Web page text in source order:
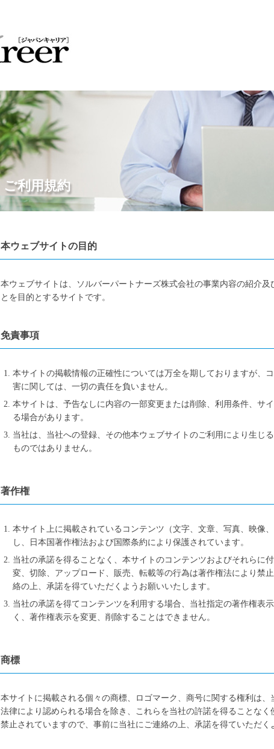
ご利用規約
本ウェブサイトの目的
本ウェブサイトは、ソルバーパートナーズ株式会社の事業内容の紹介
とを目的とするサイトです。
免責事項
本サイトの掲載情報の正確性については万全を期しておりますが、
害に関しては、一切の責任を負いません。
本サイトは、予告なしに内容の一部変更または削除、利用条件、サ
る場合があります。
当社は、当社への登録、その他本ウェブサイトのご利用により生じ
ものではありません。
著作権
本サイト上に掲載されているコンテンツ（文字、文章、写真、映像
し、日本国著作権法および国際条約により保護されています。
当社の承諾を得ることなく、本サイトのコンテンツおよびそれらに
変、切除、アップロード、販売、転載等の行為は著作権法により禁
絡の上、承諾を得ていただくようお願いいたします。
当社の承諾を得てコンテンツを利用する場合、当社指定の著作権表
く、著作権表示を変更、削除することはできません。
商標
本サイトに掲載される個々の商標、ロゴマーク、商号に関する権利は
法律により認められる場合を除き、これらを当社の許諾を得ることな
禁止されていますので、事前に当社にご連絡の上、承諾を得ていただく